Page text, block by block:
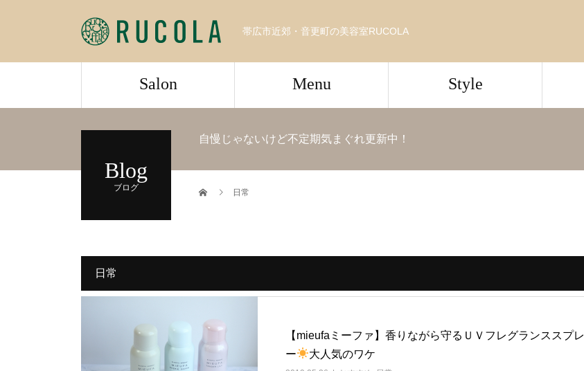
帯広市近郊・音更町の美容室RUCOLA
Salon Menu Style
Blog
ブログ
自慢じゃないけど不定期気まぐれ更新中！
日常
日常
【mieufaミーファ】香りながら守るＵＶフレグランススプレ
ー
大人気のワケ